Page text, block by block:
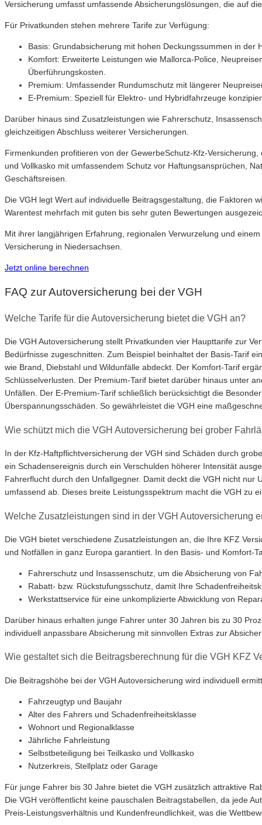
Versicherung umfasst umfassende Absicherungslösungen, die auf
Für Privatkunden stehen mehrere Tarife zur Verfügung:
Basis: Grundabsicherung mit hohen Deckungssummen in
Komfort: Erweiterte Leistungen wie Mallorca-Police,
Überführungskosten.
Premium: Umfassender Rundumschutz mit längerer
E-Premium: Speziell für Elektro- und Hybridfahrzeuge
Darüber hinaus sind Zusatzleistungen wie Fahrerschutz,
gleichzeitigen Abschluss weiterer Versicherungen.
Firmenkunden profitieren von der GewerbeSchutz-Kfz-
und Vollkasko mit umfassendem Schutz vor Haftungsansprüchen,
Geschäftsreisen.
Die VGH legt Wert auf individuelle Beitragsgestaltung, die Faktoren
Warentest mehrfach mit guten bis sehr guten Bewertungen
Mit ihrer langjährigen Erfahrung, regionalen Verwurzelung und
Versicherung in Niedersachsen.
Jetzt online berechnen
FAQ zur Autoversicherung bei der VGH
Welche Tarife für die Autoversicherung bietet die VGH an?
Die VGH Autoversicherung stellt Privatkunden vier Haupttarife zur
Bedürfnisse zugeschnitten. Zum Beispiel beinhaltet der Basis-Tarif
wie Brand, Diebstahl und Wildunfälle abdeckt. Der Komfort-Tarif
Schlüsselverlusten. Der Premium-Tarif bietet darüber hinaus unter
Unfällen. Der E-Premium-Tarif schließlich berücksichtigt die
Überspannungsschäden. So gewährleistet die VGH eine
Wie schützt mich die VGH Autoversicherung bei grober
In der Kfz-Haftpflichtversicherung der VGH sind Schäden durch
ein Schadensereignis durch ein Verschulden höherer Intensität
Fahrerflucht durch den Unfallgegner. Damit deckt die VGH nicht
umfassend ab. Dieses breite Leistungsspektrum macht die VGH zu
Welche Zusatzleistungen sind in der VGH Autoversicherung
Die VGH bietet verschiedene Zusatzleistungen an, die Ihre KFZ
und Notfällen in ganz Europa garantiert. In den Basis- und Komfort-
Fahrerschutz und Insassenschutz, um die Absicherung von
Rabatt- bzw. Rückstufungsschutz, damit Ihre
Werkstattservice für eine unkomplizierte Abwicklung von
Darüber hinaus erhalten junge Fahrer unter 30 Jahren bis zu 30
individuell anpassbare Absicherung mit sinnvollen Extras zur
Wie gestaltet sich die Beitragsberechnung für die VGH KFZ
Die Beitragshöhe bei der VGH Autoversicherung wird individuell
Fahrzeugtyp und Baujahr
Alter des Fahrers und Schadenfreiheitsklasse
Wohnort und Regionalklasse
Jährliche Fahrleistung
Selbstbeteiligung bei Teilkasko und Vollkasko
Nutzerkreis, Stellplatz oder Garage
Für junge Fahrer bis 30 Jahre bietet die VGH zusätzlich attraktive
Die VGH veröffentlicht keine pauschalen Beitragstabellen, da jede
Preis-Leistungsverhältnis und Kundenfreundlichkeit, was die